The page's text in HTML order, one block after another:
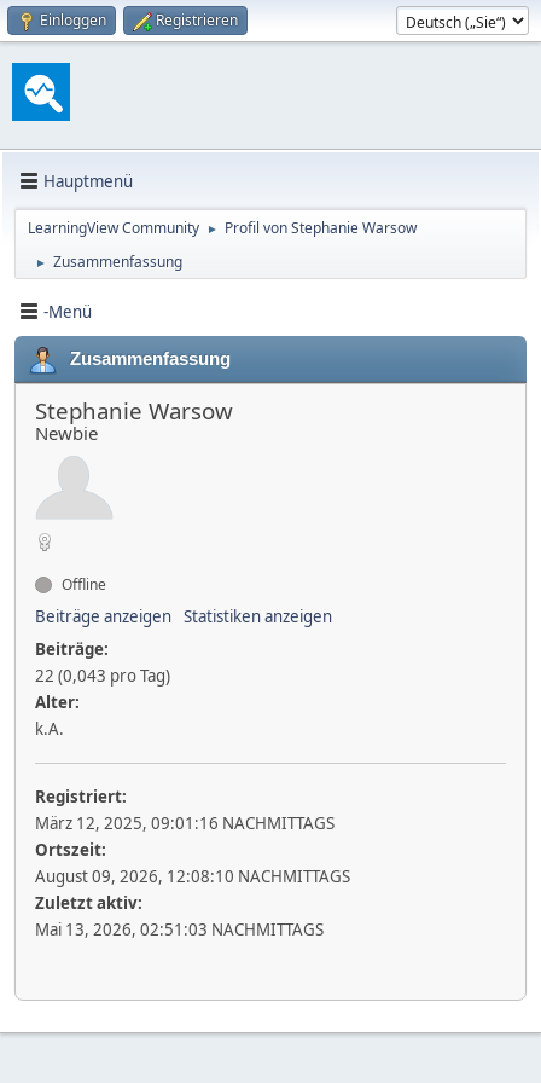
Einloggen Registrieren
Hauptmenü
LearningView Community ► Profil von Stephanie Warsow
► Zusammenfassung
-Menü
Zusammenfassung
Stephanie Warsow
Newbie
Offline
Beiträge anzeigen Statistiken anzeigen
Beiträge:
22 (0,043 pro Tag)
Alter:
k.A.
Registriert:
März 12, 2025, 09:01:16 NACHMITTAGS
Ortszeit:
August 09, 2026, 12:08:10 NACHMITTAGS
Zuletzt aktiv:
Mai 13, 2026, 02:51:03 NACHMITTAGS